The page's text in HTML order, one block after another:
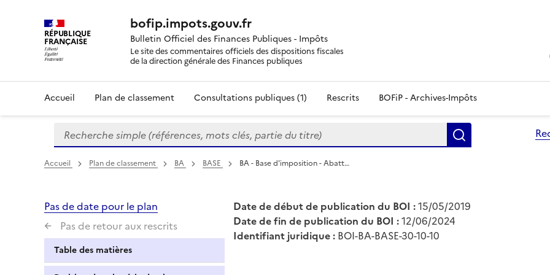
RÉPUBLIQUE
FRANÇAISE
bofip.impots.gouv.fr
Bulletin Officiel des Finances Publiques - Impôts
Le site des commentaires officiels des dispositions fiscales
de la direction générale des Finances publiques
Accueil Plan de classement Consultations publiques (1) Rescrits BOFiP - Archives-Impôts
Formulaire
de
recherche
Recherche simple (références, mots clés, partie du titre)
Accueil Plan de classement BA BASE BA - Base d'imposition - Abatt…
Pas de date pour le plan
Pas de retour aux rescrits
Table des matières
Date de début de publication du BOI :15/05/2019
Date de fin de publication du BOI :12/06/2024
Identifiant juridique : BOI-BA-BASE-30-10-10